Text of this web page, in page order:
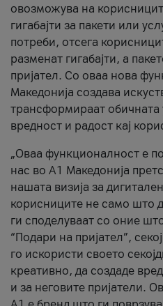
овозможува на
гигабајти за пакети или
потреби, отсега
разменат гигабајти, а
пријател. Со оваа нова
Македонија создава
трансформираат обичната
вредност и радост кај
„Оваа функционалност е
нас во А1 Македонија
нашата визија за
корисниците не само што
ги споделуваат со оние
“Подари на пријател”,
го искористи своето
креативно, да создаде
и за неговите пријатели.